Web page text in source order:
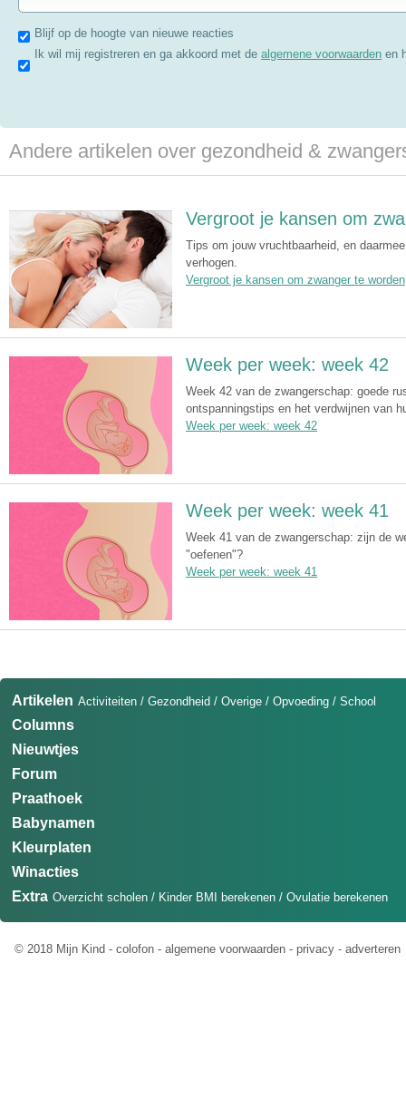
Blijf op de hoogte van nieuwe reacties
Ik wil mij registreren en ga akkoord met dealgemene voorwaarden en
Andere artikelen over gezondheid &
Vergroot je kansen om
Tips om jouw vruchtbaarheid, en
verhogen.
Vergroot je kansen om zwanger te worden
Week per week: week 42
Week 42 van de zwangerschap: goede
ontspanningstips en het verdwijnen van
Week per week: week 42
Week per week: week 41
Week 41 van de zwangerschap: zijn de
"oefenen"?
Week per week: week 41
Artikelen Activiteiten / Gezondheid / Overige / Opvoeding / School
Columns
Nieuwtjes
Forum
Praathoek
Babynamen
Kleurplaten
Winacties
Extra Overzicht scholen / Kinder BMI berekenen / Ovulatie berekenen
© 2018 Mijn Kind - colofon - algemene voorwaarden - privacy - adverteren